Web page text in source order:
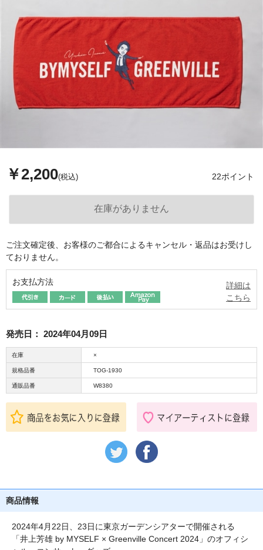
￥2,200(税込) 22ポイント
ご注文確定後、お客様のご都合によるキャンセル・返品はお受けし
ておりません。
お支払方法
詳細は
こちら
発売日： 2024年04月09日
在庫 ×
規格品番 TOG-1930
通販品番 W8380
商品情報
2024年4月22日、23日に東京ガーデンシアターで開催される
「井上芳雄 by MYSELF × Greenville Concert 2024」のオフィシ